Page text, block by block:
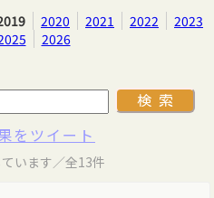
2020 2021 2022
2023
2026
をツイート
います／全13件